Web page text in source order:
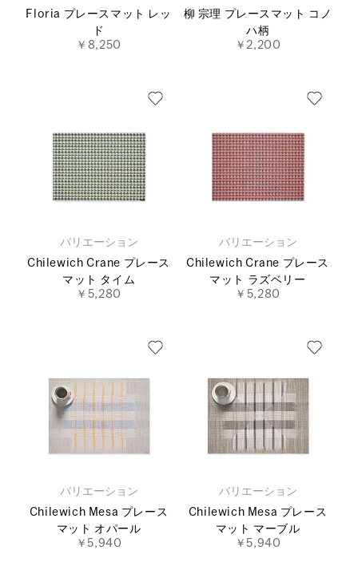
Floria プレースマット レッ
ド
￥8,250
柳 宗理 プレースマット コノ
ハ柄
￥2,200
バリエーション
Chilewich Crane プレース
マット タイム
￥5,280
バリエーション
Chilewich Crane プレース
マット ラズベリー
￥5,280
バリエーション
Chilewich Mesa プレース
マット オパール
￥5,940
バリエーション
Chilewich Mesa プレース
マット マーブル
￥5,940